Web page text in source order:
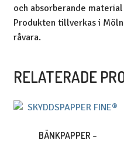
och absorberande
Produkten tillverkas i
råvara.
RELATERADE
BÄNKPAPPER –